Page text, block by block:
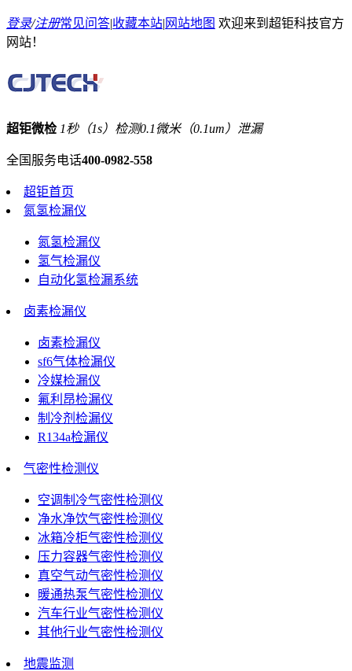
登录/注册常见问答|收藏本站| 网站地图 欢迎来到超钜科技官方
网站！
超钜微检 1秒（1s）检测0.1微米（0.1um）泄漏
全国服务电话400-0982-558
超钜首页
氮氢检漏仪
氮氢检漏仪
氢气检漏仪
自动化氢检漏系统
卤素检漏仪
卤素检漏仪
sf6气体检漏仪
冷媒检漏仪
氟利昂检漏仪
制冷剂检漏仪
R134a检漏仪
气密性检测仪
空调制冷气密性检测仪
净水净饮气密性检测仪
冰箱冷柜气密性检测仪
压力容器气密性检测仪
真空气动气密性检测仪
暖通热泵气密性检测仪
汽车行业气密性检测仪
其他行业气密性检测仪
地震监测